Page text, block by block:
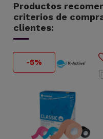
Productos
criterios de
clientes:
-5%